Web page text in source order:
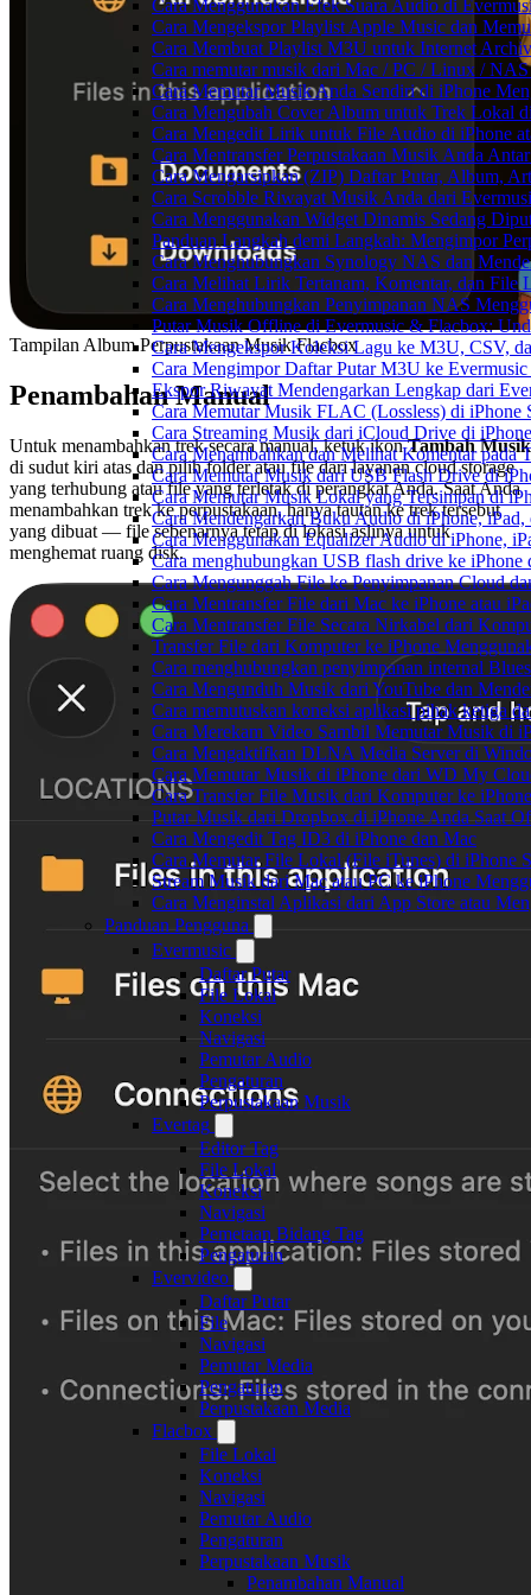
Cara Menggunakan Efek Suara Audio di
Cara Mengekspor Playlist Apple Music dan
Cara Membuat Playlist M3U untuk Internet
Cara memutar musik dari Mac / PC / Linux /
Cara Memutar Musik Anda Sendiri di iPhone
Cara Mengubah Cover Album untuk Trek Lokal
Cara Mengedit Lirik untuk File Audio di iPhone
Cara Mentransfer Perpustakaan Musik Anda
Cara Mengarsipkan (ZIP) Daftar Putar, Album,
Cara Scrobble Riwayat Musik Anda dari
Cara Menggunakan Widget Dinamis Sedang
Panduan Langkah demi Langkah: Mengimpor
Cara Menghubungkan Synology NAS dan
Cara Melihat Lirik Tertanam, Komentar, dan
Cara Menghubungkan Penyimpanan NAS
Putar Musik Offline di Evermusic & Flacbox:
Cara Mengekspor Koleksi Lagu ke M3U, CSV,
Cara Mengimpor Daftar Putar M3U ke
Ekspor Riwayat Mendengarkan Lengkap dari
Cara Memutar Musik FLAC (Lossless) di iPhone
Cara Streaming Musik dari iCloud Drive di
Cara Menambahkan dan Melihat Komentar pada
Cara Memutar Musik dari USB Flash Drive di
Cara Memutar Musik Lokal yang Tersimpan di
Cara Mendengarkan Buku Audio di iPhone,
Cara Menggunakan Equalizer Audio di iPhone,
Cara menghubungkan USB flash drive ke
Cara Mengunggah File ke Penyimpanan Cloud
Cara Mentransfer File dari Mac ke iPhone atau
Cara Mentransfer File Secara Nirkabel dari
Transfer File dari Komputer ke iPhone
Cara menghubungkan penyimpanan internal
Cara Mengunduh Musik dari YouTube dan
Cara memutuskan koneksi aplikasi pihak ketiga
Cara Merekam Video Sambil Memutar Musik di
Cara Mengaktifkan DLNA Media Server di
Cara Memutar Musik di iPhone dari WD My
Cara Transfer File Musik dari Komputer ke
Putar Musik dari Dropbox di iPhone Anda Saat
Cara Mengedit Tag ID3 di iPhone dan Mac
Cara Memutar File Lokal (File iTunes) di iPhone
Stream Musik dari Mac atau PC ke iPhone
Cara Menginstal Aplikasi dari App Store atau
Panduan Pengguna
Evermusic
Daftar Putar
File Lokal
Koneksi
Navigasi
Pemutar Audio
Pengaturan
Perpustakaan Musik
Evertag
Editor Tag
File Lokal
Koneksi
Navigasi
Pemetaan Bidang Tag
Pengaturan
Evervideo
Daftar Putar
File
Navigasi
Pemutar Media
Pengaturan
Perpustakaan Media
Flacbox
File Lokal
Koneksi
Navigasi
Pemutar Audio
Pengaturan
Perpustakaan Musik
Penambahan Manual
Tampilan Album Perpustakaan Musik Flacbox
Penambahan Manual
Untuk menambahkan trek secara manual, ketuk ikonTambah Musik
di sudut kiri atas dan pilih folder atau file dari layanan cloud storage
yang terhubung atau file yang terletak di perangkat Anda. Saat Anda
menambahkan trek ke perpustakaan, hanya tautan ke trek tersebut
yang dibuat — file sebenarnya tetap di lokasi aslinya untuk
menghemat ruang disk.